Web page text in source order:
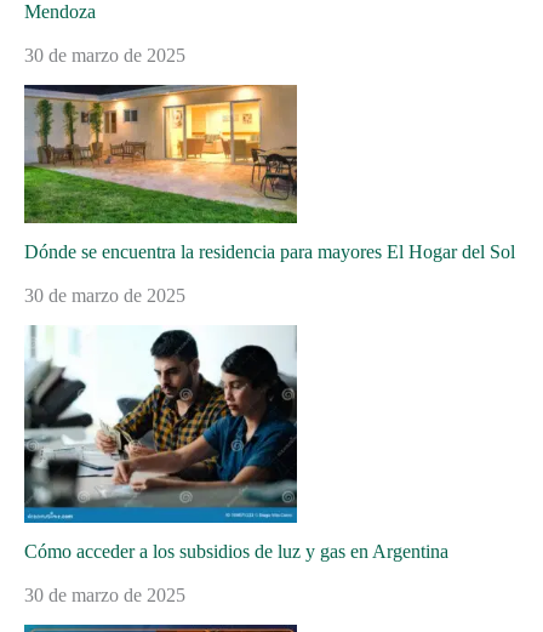
Mendoza
30 de marzo de 2025
Dónde se encuentra la residencia para mayores El Hogar del Sol
30 de marzo de 2025
Cómo acceder a los subsidios de luz y gas en Argentina
30 de marzo de 2025